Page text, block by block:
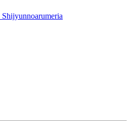
Shijyunnoarumeria